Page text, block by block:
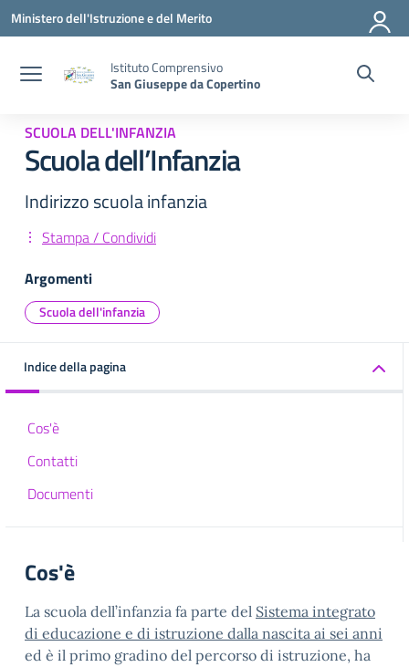
Vai ai contenuti
Vai al menu di navigazione
Vai al footer
Ministero dell'Istruzione e del Merito
Istituto Comprensivo
San Giuseppe da Copertino
SCUOLA DELL'INFANZIA
Scuola dell’Infanzia
Indirizzo scuola infanzia
Stampa / Condividi
Argomenti
Scuola dell'infanzia
Indice della pagina
Cos'è
Contatti
Documenti
Cos'è
La scuola dell’infanzia fa parte del Sistema integrato
di educazione e di istruzione dalla nascita ai sei anni
ed è il primo gradino del percorso di istruzione, ha